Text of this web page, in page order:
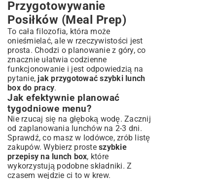
Przygotowywanie
Posiłków (Meal Prep)
To cała filozofia, która może
onieśmielać, ale w rzeczywistości jest
prosta. Chodzi o planowanie z góry, co
znacznie ułatwia codzienne
funkcjonowanie i jest odpowiedzią na
pytanie, jak przygotować szybki lunch
box do pracy.
Jak efektywnie planować
tygodniowe menu?
Nie rzucaj się na głęboką wodę. Zacznij
od zaplanowania lunchów na 2-3 dni.
Sprawdź, co masz w lodówce, zrób listę
zakupów. Wybierz proste szybkie
przepisy na lunch box, które
wykorzystują podobne składniki. Z
czasem wejdzie ci to w krew.